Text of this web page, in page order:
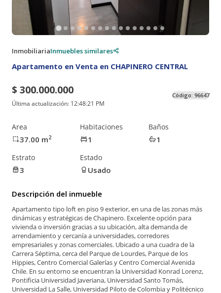
InmobiliariaInmuebles similares
Apartamento en Venta en CHAPINERO CENTRAL
$ 300.000.000
Última actualización: 12:48:21 PM
Código: 96647
Area
37.00 m2
Habitaciones
1
Baños
1
Estrato
3
Estado
Usado
Descripción del inmueble
Apartamento tipo loft en piso 9 exterior, en una de las zonas más
dinámicas y estratégicas de Chapinero. Excelente opción para
vivienda o inversión gracias a su ubicación, alta demanda de
arrendamiento y cercanía a universidades, corredores
empresariales y zonas comerciales. Ubicado a una cuadra de la
Carrera Séptima, cerca del Parque de Lourdes, Parque de los
Hippies, Centro Comercial Galerías y Centro Comercial Avenida
Chile. En su entorno se encuentran la Universidad Konrad Lorenz,
Pontificia Universidad Javeriana, Universidad Santo Tomás,
Universidad La Salle, Universidad Piloto de Colombia y Politécnico